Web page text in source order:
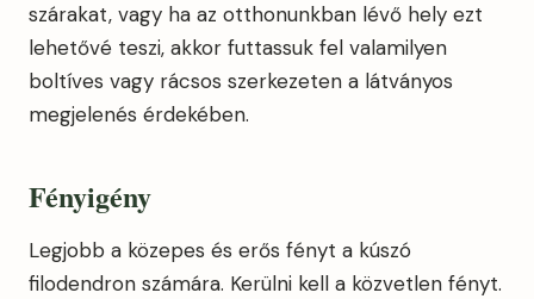
szárakat, vagy ha az otthonunkban lévő hely ezt
lehetővé teszi, akkor futtassuk fel valamilyen
boltíves vagy rácsos szerkezeten a látványos
megjelenés érdekében.
Fényigény
Legjobb a közepes és erős fényt a kúszó
filodendron számára. Kerülni kell a közvetlen fényt.